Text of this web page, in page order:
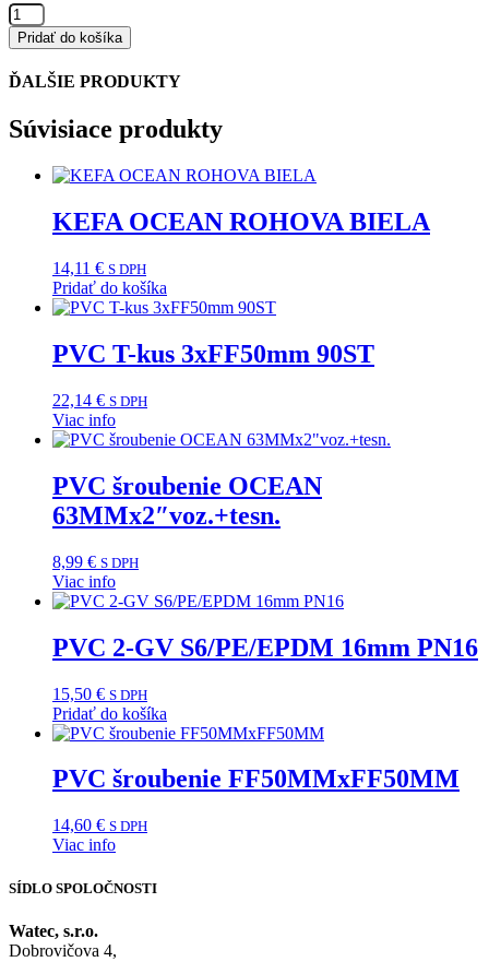
množstvo
robot
Hayward
SharkVac:
pásy
nový
Pridať do košíka
ĎALŠIE PRODUKTY
Súvisiace produkty
KEFA OCEAN ROHOVA BIELA
14,11 € S DPH
Pridať do košíka
PVC T-kus 3xFF50mm 90ST
22,14 € S DPH
Viac info
PVC šroubenie OCEAN
63MMx2″voz.+tesn.
8,99 € S DPH
Viac info
PVC 2-GV S6/PE/EPDM 16mm PN16
15,50 € S DPH
Pridať do košíka
PVC šroubenie FF50MMxFF50MM
14,60 € S DPH
Viac info
SÍDLO SPOLOČNOSTI
Watec, s.r.o.
Dobrovičova 4,